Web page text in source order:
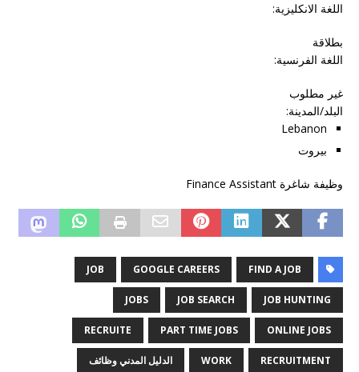
اللغة الانكليزية:
بطلاقة
اللغة الفرنسية:
غير مطلوب
البلد/المدينة:
Lebanon
بيروت
وظيفة شاغرة Finance Assistant
FIND A JOB
GOOGLE CAREERS
JOB
JOB HUNTING
JOB SEARCH
JOBS
ONLINE JOBS
PART TIME JOBS
RECRUITE
RECRUITMENT
WORK الدليل المدني وظائف